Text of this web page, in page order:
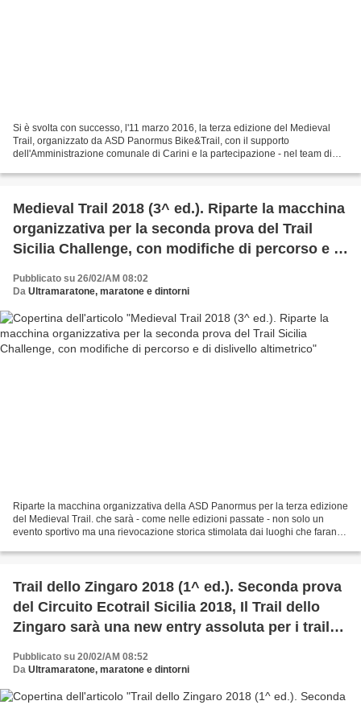
Si è svolta con successo, l'11 marzo 2016, la terza edizione del Medieval
Trail, organizzato da ASD Panormus Bike&Trail, con il supporto
dell'Amministrazione comunale di Carini e la partecipazione - nel team di
Medieval Trail 2018 (3^ ed.). Riparte la macchina
organizzativa per la seconda prova del Trail
Sicilia Challenge, con modifiche di percorso e di
Pubblicato su 26/02/AM 08:02
Da Ultramaratone, maratone e dintorni
Riparte la macchina organizzativa della ASD Panormus per la terza edizione
del Medieval Trail. che sarà - come nelle edizioni passate - non solo un
evento sportivo ma una rievocazione storica stimolata dai luoghi che faranno
Trail dello Zingaro 2018 (1^ ed.). Seconda prova
del Circuito Ecotrail Sicilia 2018, Il Trail dello
Zingaro sarà una new entry assoluta per i trailer
Pubblicato su 20/02/AM 08:52
Da Ultramaratone, maratone e dintorni